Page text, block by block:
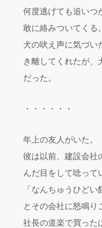
何度逃げても追いつ
敢に絡みついてくる
犬の吠え声に気づい
き離してくれたが、
だった。
・・・・・・
年上の友人がいた。
彼は以前、建設会社
んだ目をして唸って
「なんちゅうひどい
とその会社に怒鳴り
社長の道楽で買った